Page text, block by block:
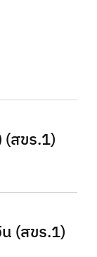
สขร.1)
(สขร.1)